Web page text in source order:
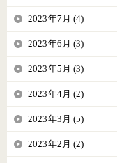
2023年7月 (4)
2023年6月 (3)
2023年5月 (3)
2023年4月 (2)
2023年3月 (5)
2023年2月 (2)